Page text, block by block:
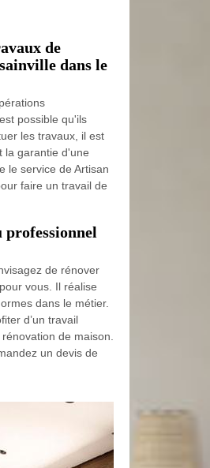
de
dans le
possible qu'ils
les travaux, il est
la garantie d'une
le service de Artisan
faire un travail de
professionnel
de rénover
vous. Il réalise
dans le métier.
d’un travail
de maison.
un devis de